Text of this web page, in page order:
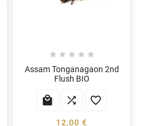
    
Assam Tonganagaon 2nd
Flush BIO
  
12,00 €